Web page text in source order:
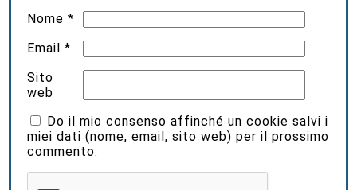
Nome*
Email*
Sito
web
Do il mio consenso affinché un cookie salvi i
miei dati (nome, email, sito web) per il prossimo
commento.